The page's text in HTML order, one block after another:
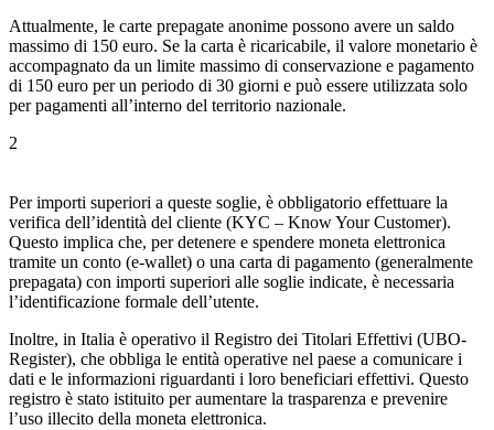
Attualmente, le carte prepagate anonime possono avere un saldo
massimo di 150 euro. Se la carta è ricaricabile, il valore monetario è
accompagnato da un limite massimo di conservazione e pagamento
di 150 euro per un periodo di 30 giorni e può essere utilizzata solo
per pagamenti all’interno del territorio nazionale.
2
Per importi superiori a queste soglie, è obbligatorio effettuare la
verifica dell’identità del cliente (KYC – Know Your Customer).
Questo implica che, per detenere e spendere moneta elettronica
tramite un conto (e-wallet) o una carta di pagamento (generalmente
prepagata) con importi superiori alle soglie indicate, è necessaria
l’identificazione formale dell’utente.
Inoltre, in Italia è operativo il Registro dei Titolari Effettivi (UBO-
Register), che obbliga le entità operative nel paese a comunicare i
dati e le informazioni riguardanti i loro beneficiari effettivi. Questo
registro è stato istituito per aumentare la trasparenza e prevenire
l’uso illecito della moneta elettronica.